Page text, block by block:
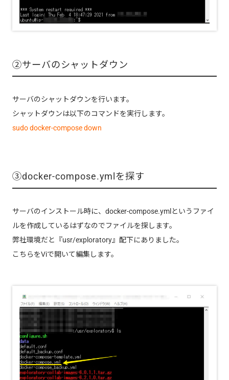
②サーバのシャットダウン
サーバのシャットダウンを行います。
シャットダウンは以下のコマンドを実行します。
sudo docker-compose down
③docker-compose.ymlを探す
サーバのインストール時に、 docker-compose.ymlというファイ
ルを作成しているはずなのでファイルを探します。
弊社環境だと『usr/exploratory』配下にありました。
こちらをViで開いて編集します。